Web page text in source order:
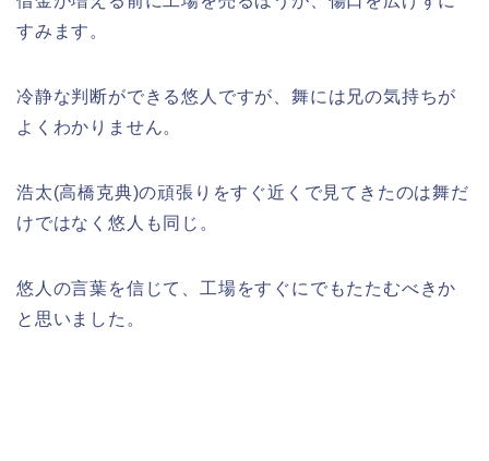
すみます。
冷静な判断ができる悠人ですが、舞には兄の気持ちが
よくわかりません。
浩太(高橋克典)の頑張りをすぐ近くで見てきたのは舞だ
けではなく悠人も同じ。
悠人の言葉を信じて、工場をすぐにでもたたむべきか
と思いました。